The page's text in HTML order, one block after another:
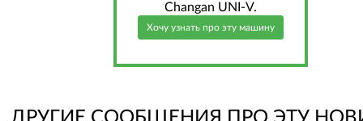
Changan UNI-V.
Хочу узнать про эту машину